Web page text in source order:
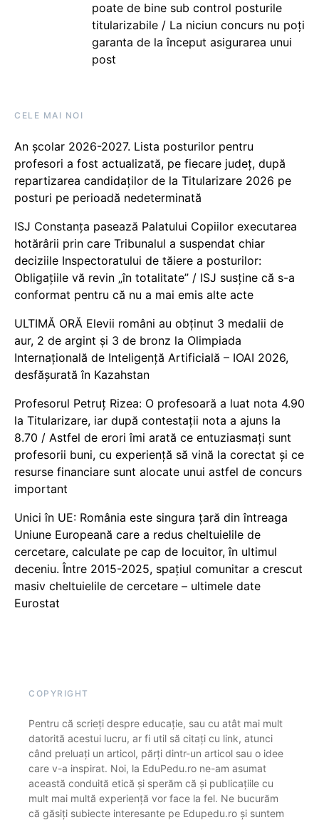
poate de bine sub control posturile
titularizabile / La niciun concurs nu poți
garanta de la început asigurarea unui
post
CELE MAI NOI
An școlar 2026-2027. Lista posturilor pentru
profesori a fost actualizată, pe fiecare județ, după
repartizarea candidaților de la Titularizare 2026 pe
posturi pe perioadă nedeterminată
ISJ Constanța pasează Palatului Copiilor executarea
hotărârii prin care Tribunalul a suspendat chiar
deciziile Inspectoratului de tăiere a posturilor:
Obligațiile vă revin „în totalitate” / ISJ susține că s-a
conformat pentru că nu a mai emis alte acte
ULTIMĂ ORĂ Elevii români au obținut 3 medalii de
aur, 2 de argint și 3 de bronz la Olimpiada
Internațională de Inteligență Artificială – IOAI 2026,
desfășurată în Kazahstan
Profesorul Petruț Rizea: O profesoară a luat nota 4.90
la Titularizare, iar după contestații nota a ajuns la
8.70 / Astfel de erori îmi arată ce entuziasmați sunt
profesorii buni, cu experiență să vină la corectat și ce
resurse financiare sunt alocate unui astfel de concurs
important
Unici în UE: România este singura țară din întreaga
Uniune Europeană care a redus cheltuielile de
cercetare, calculate pe cap de locuitor, în ultimul
deceniu. Între 2015-2025, spațiul comunitar a crescut
masiv cheltuielile de cercetare – ultimele date
Eurostat
COPYRIGHT
Pentru că scrieți despre educație, sau cu atât mai mult
datorită acestui lucru, ar fi util să citați cu link, atunci
când preluați un articol, părți dintr-un articol sau o idee
care v-a inspirat. Noi, la EduPedu.ro ne-am asumat
această conduită etică și sperăm că și publicațiile cu
mult mai multă experiență vor face la fel. Ne bucurăm
că găsiți subiecte interesante pe Edupedu.ro și suntem